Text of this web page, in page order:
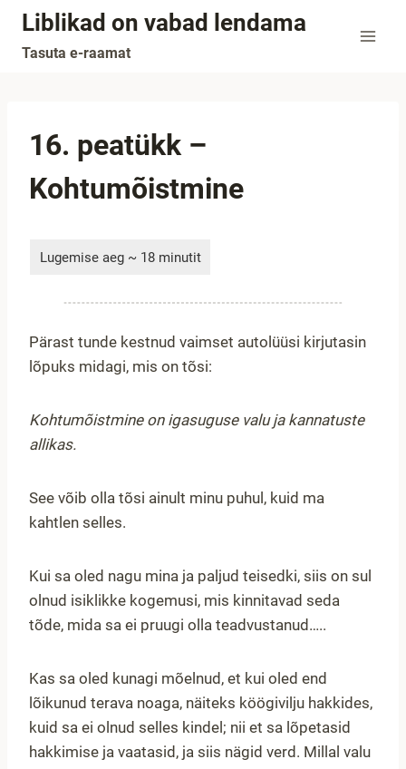
Skip
content
Liblikad on vabad lendama
Tasuta e-raamat
16. peatükk –
Kohtumõistmine
Pärast tunde kestnud vaimset autolüüsi kirjutasin
lõpuks midagi, mis on tõsi:
Kohtumõistmine on igasuguse valu ja kannatuste
allikas.
See võib olla tõsi ainult minu puhul, kuid ma
kahtlen selles.
Kui sa oled nagu mina ja paljud teisedki, siis on sul
olnud isiklikke kogemusi, mis kinnitavad seda
tõde, mida sa ei pruugi olla teadvustanud…..
Kas sa oled kunagi mõelnud, et kui oled end
lõikunud terava noaga, näiteks köögivilju hakkides,
kuid sa ei olnud selles kindel; nii et sa lõpetasid
hakkimise ja vaatasid, ja siis nägid verd. Millal valu